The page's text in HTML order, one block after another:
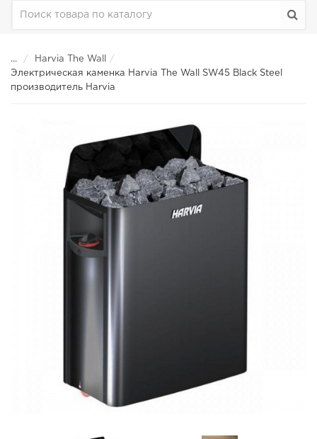
...
Harvia The Wall
Электрическая каменка Harvia The Wall SW45 Black Steel
производитель Harvia